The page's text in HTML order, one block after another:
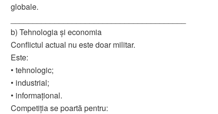
globale.
b) Tehnologia și economia
Conflictul actual nu este doar militar.
Este:
• tehnologic;
• industrial;
• informațional.
Competiția se poartă pentru: